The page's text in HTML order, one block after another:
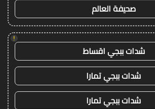
صحيفة العالم
!
شدات ببجي اقساط
شدات ببجي تمارا
شدات ببجي تمارا